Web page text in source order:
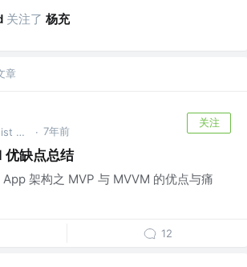
关注了 杨充
章
Psychologist @Hospital · 7年前
关注
缺点总结
架构之 MVP 与 MVVM 的优点与痛
12